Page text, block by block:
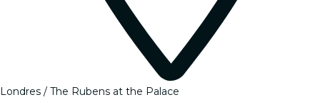
Londres The Rubens at the Palace